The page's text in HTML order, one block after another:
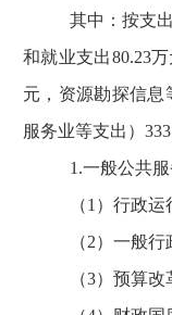
其中：按支
和就业支出80.23
元，资源勘探信息
服务业等支出）
1.一般公共
（1）行政
（2）一般
（3）预算